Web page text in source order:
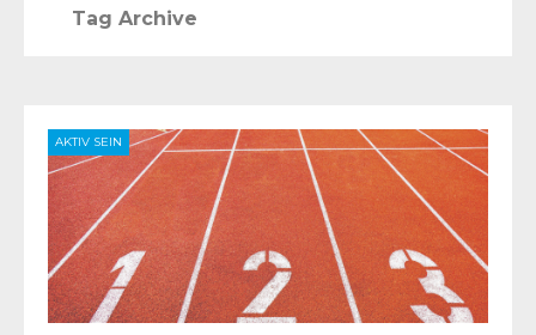
Tag Archive
AKTIV SEIN